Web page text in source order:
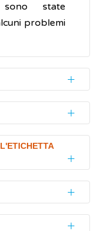
state
problemi
di accedere
prodotto che
deve
sempre
la data di
UE n.
obbligatorie
è molto